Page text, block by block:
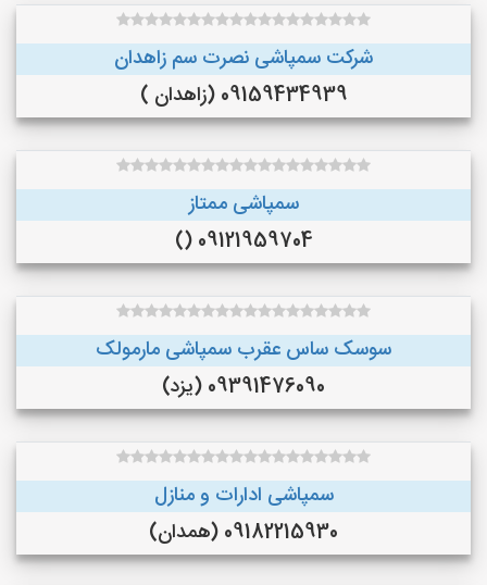
شرکت سمپاشی نصرت سم زاهدان
09159434939 (زاهدان )
سمپاشی ممتاز
09121959704 ()
سوسک ساس عقرب سمپاشی مارمولک
09391476090 (یزد)
سمپاشی ادارات و منازل
09182215930 (همدان)